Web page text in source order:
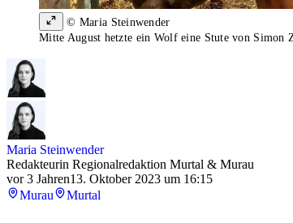
© Maria Steinwender
Mitte August hetzte ein Wolf eine Stute von Simon
Maria Steinwender
Redakteurin Regionalredaktion Murtal & Murau
vor 3 Jahren13. Oktober 2023 um 16:15
Murau
Murtal